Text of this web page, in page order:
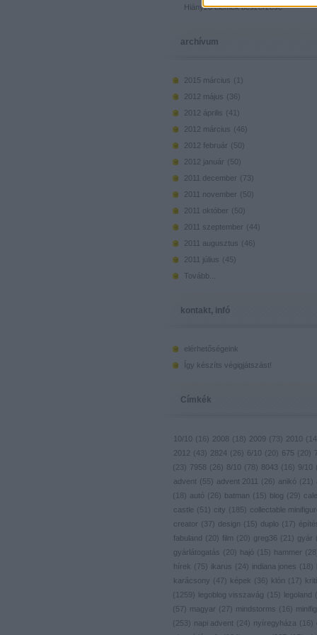
Hiányzó elemek beszerzése
archívum
2015 március (
)
2012 május ( 36 )
2012 április ( 41
)
2012 március ( 46 )
2012 február ( 50)
2012 január ( 50)
2011 december ( 73)
2011 november ( 50)
2011 október ( 50)
2011 szeptember ( 44)
2011 augusztus ( 46 )
2011 július ( 45)
Tovább
kontakt, infó
elérhetőségeink
Így készíts végigjátszást!
Címkék
10/10 ( 16 ) 2008 ( 18 ) 2009 ( 73) 2010 (
2012 ( 43) 2824 ( 26 ) 6/10 ( 20) 675 ( 20)
( 23) 7958 ( 26 ) 8/10 ( 78 ) 8043 ( 16 ) 9/10 (
advent ( 55) advent 2011 ( 26 ) anikó ( 21 )
(
18 ) autó ( 26 ) batman ( 15) blog ( 29)
castle ( 51 ) city ( 185) collectable
creator ( 37) design ( 15) duplo ( 17)
fabuland ( 20) film ( 20) greg36 ( 21 ) gyár (
gyárlátogatás ( 20) hajó ( 15) hammer ( 28
hírek ( 75) ikarus ( 24) indiana jones ( 18 )
karácsony ( 47) képek ( 36 ) klón ( 17)
(
1259) legoblog visszavág ( 15) legoland (
( 57) magyar ( 27) mindstorms ( 16 ) minifig
( 253) napi advent ( 24) nyíregyháza ( 16 )